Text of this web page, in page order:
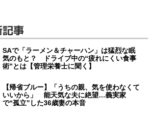
事
SAで「ラーメン＆チャーハン」は猛烈な眠
気のもと？ ドライブ中の“疲れにくい食事
術”とは【管理栄養士に聞く】
【帰省ブルー】「うちの親、気を使わなくて
いいから」 能天気な夫に絶望…義実家
で“孤立”した36歳妻の本音